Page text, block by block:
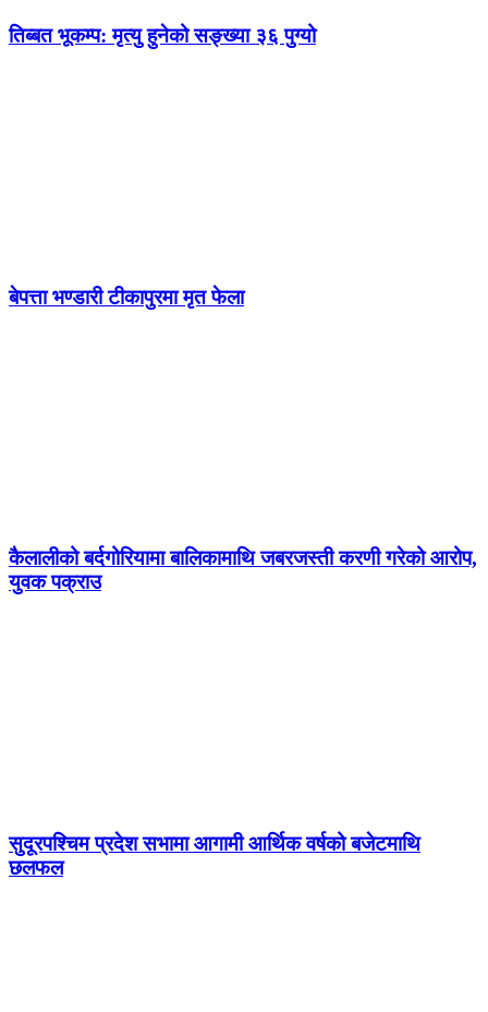
तिब्बत भूकम्प: मृत्यु हुनेको सङ्ख्या ३६ पुग्यो
बेपत्ता भण्डारी टीकापुरमा मृत फेला
कैलालीको बर्दगोरियामा बालिकामाथि जबरजस्ती करणी गरेको आरोप,
युवक पक्राउ
सुदूरपश्चिम प्रदेश सभामा आगामी आर्थिक वर्षको बजेटमाथि
छलफल